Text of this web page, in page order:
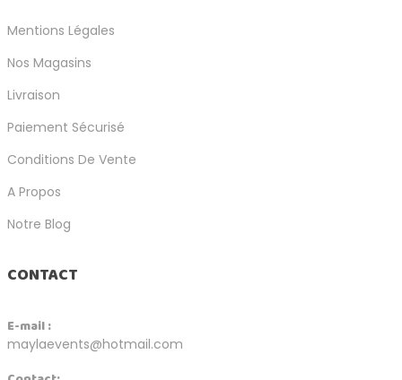
Mentions Légales
Nos Magasins
Livraison
Paiement Sécurisé
Conditions De Vente
A Propos
Notre Blog
CONTACT
E-mail :
maylaevents@hotmail.com